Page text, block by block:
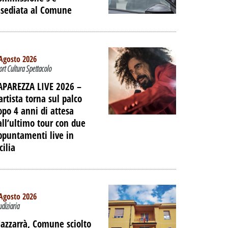
-
LE
al Comune
2026
Cultura Spettacolo
LIVE 2026 –
torna sul palco
4 anni di attesa
tour con due
live in
2026
Comune sciolto